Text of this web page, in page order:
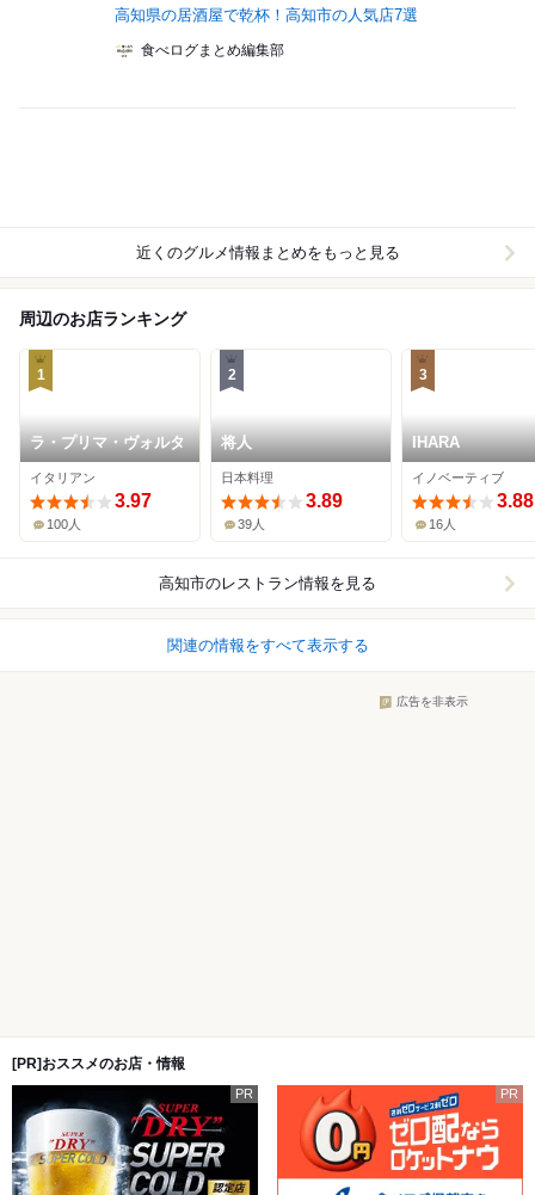
高知県の居酒屋で乾杯！高知市の人気店7選
食べログまとめ編集部
近くのグルメ情報まとめをもっと見る
周辺のお店ランキング
1
ラ・プリマ・ヴォルタ
イタリアン
3.97
100人
2
将人
日本料理
3.89
39人
3
IHARA
イノベーティブ
3.88
16人
高知市のレストラン情報を見る
関連の情報をすべて表示する
広告を非表示
[PR]おススメのお店・情報
PR PR